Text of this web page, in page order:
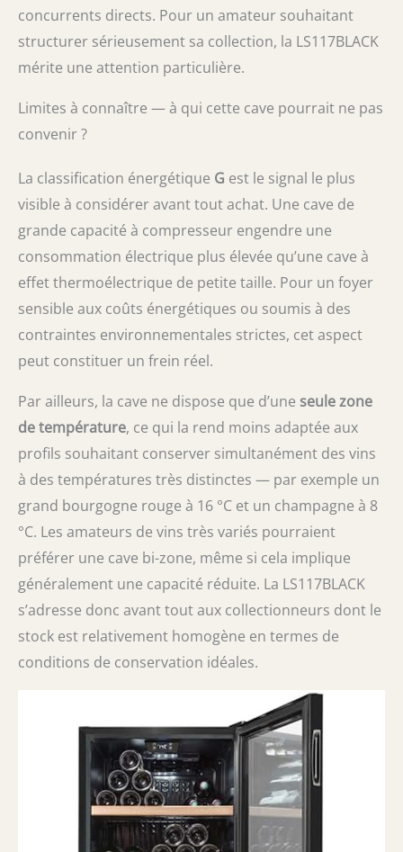
concurrents directs. Pour un amateur souhaitant
structurer sérieusement sa collection, la LS117BLACK
mérite une attention particulière.
Limites à connaître — à qui cette cave pourrait ne pas
convenir ?
La classification énergétique G est le signal le plus
visible à considérer avant tout achat. Une cave de
grande capacité à compresseur engendre une
consommation électrique plus élevée qu’une cave à
effet thermoélectrique de petite taille. Pour un foyer
sensible aux coûts énergétiques ou soumis à des
contraintes environnementales strictes, cet aspect
peut constituer un frein réel.
Par ailleurs, la cave ne dispose que d’une seule zone
de température, ce qui la rend moins adaptée aux
profils souhaitant conserver simultanément des vins
à des températures très distinctes — par exemple un
grand bourgogne rouge à 16 °C et un champagne à 8
°C. Les amateurs de vins très variés pourraient
préférer une cave bi-zone, même si cela implique
généralement une capacité réduite. La LS117BLACK
s’adresse donc avant tout aux collectionneurs dont le
stock est relativement homogène en termes de
conditions de conservation idéales.